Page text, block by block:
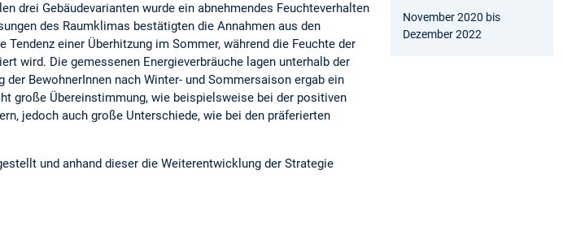
drei Gebäudevarianten wurde ein abnehmendes Feuchteverhalten
des Raumklimas bestätigten die Annahmen aus den
einer Überhitzung im Sommer, während die Feuchte der
wird. Die gemessenen Energieverbräuche lagen unterhalb der
BewohnerInnen nach Winter- und Sommersaison ergab ein
große Übereinstimmung, wie beispielsweise bei der positiven
jedoch auch große Unterschiede, wie bei den präferierten
und anhand dieser die Weiterentwicklung der Strategie
November 2020 bis
Dezember 2022